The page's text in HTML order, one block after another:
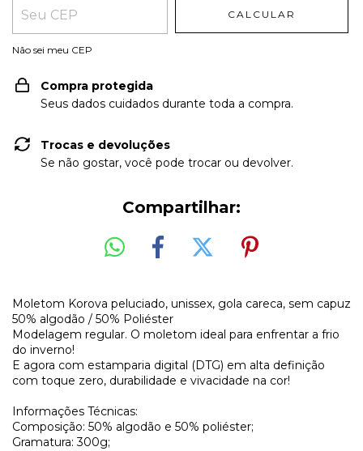
CALCULAR
Não sei meu CEP
Compra protegida
Seus dados cuidados durante toda a compra.
Trocas e devoluções
Se não gostar, você pode trocar ou devolver.
Compartilhar:
Moletom Korova peluciado, unissex, gola careca, sem capuz
50% algodão / 50% Poliéster
Modelagem regular. O moletom ideal para enfrentar a frio
do inverno!
E agora com estamparia digital (DTG) em alta definição
com toque zero, durabilidade e vivacidade na cor!
Informações Técnicas:
Composição: 50% algodão e 50% poliéster;
Gramatura: 300g;